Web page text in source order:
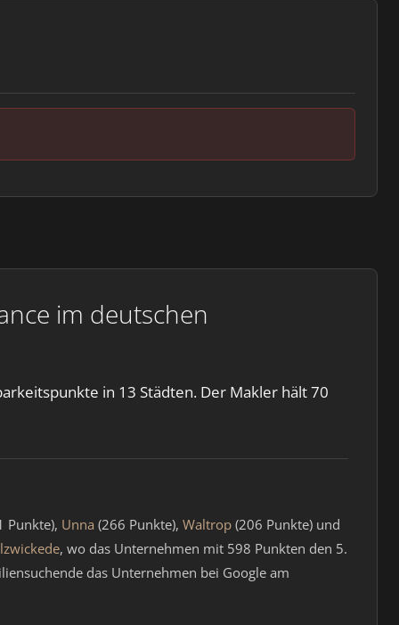
im deutschen
in 13 Städten. Der Makler hält 70
Punkte), Unna (266 Punkte), Waltrop (206 Punkte) und
, wo das Unternehmen mit 598 Punkten den 5.
das Unternehmen bei Google am